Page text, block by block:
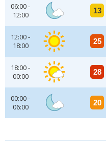
06:00 -
12:00
13
12:00 -
18:00
25
18:00 -
00:00
28
00:00 -
06:00
20